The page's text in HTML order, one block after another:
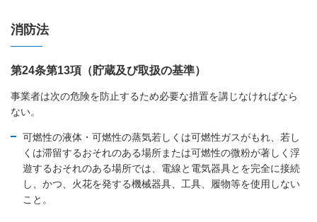
消防法
第24条第13項（貯蔵及び取扱の基準）
事業者は次の危険を防止するため必要な措置を講じなければなら
ない。
可燃性の液体・可燃性の蒸気若しくは可燃性ガスがもれ、若し
くは滞留するおそれのある場所または可燃性の微粉が著しく浮
遊するおそれのある場所では、電線と電気器具とを完全に接続
し、かつ、火花を発する機械器具、工具、履物等を使用しない
こと。